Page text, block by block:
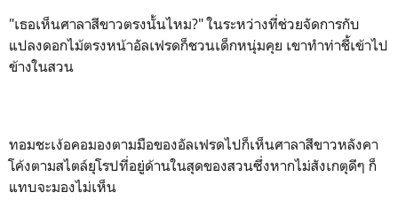
"เธอเห็นศาลาสีขาวตรงนั้นไหม?"ในระหว่างที่ช่วยจัดการกับ
แปลงดอกไม้ตรงหน้าอัลเฟรดก็ชวนเด็กหนุ่มคุย เขาทำท่าชี้เข้าไป
ข้างในสวน
ทอมชะเง้อคอมองตามมือของอัลเฟรดไปก็เห็นศาลาสีขาวหลังคา
โค้งตามสไตล์ยุโรปที่อยู่ด้านในสุดของสวนซึ่งหากไม่สังเกตุดีๆ ก็
แทบจะมองไม่เห็น